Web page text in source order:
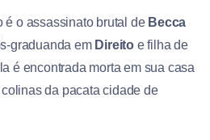
é o assassinato brutal de Becca
graduanda em Direito e filha de
é encontrada morta em sua casa
da pacata cidade de